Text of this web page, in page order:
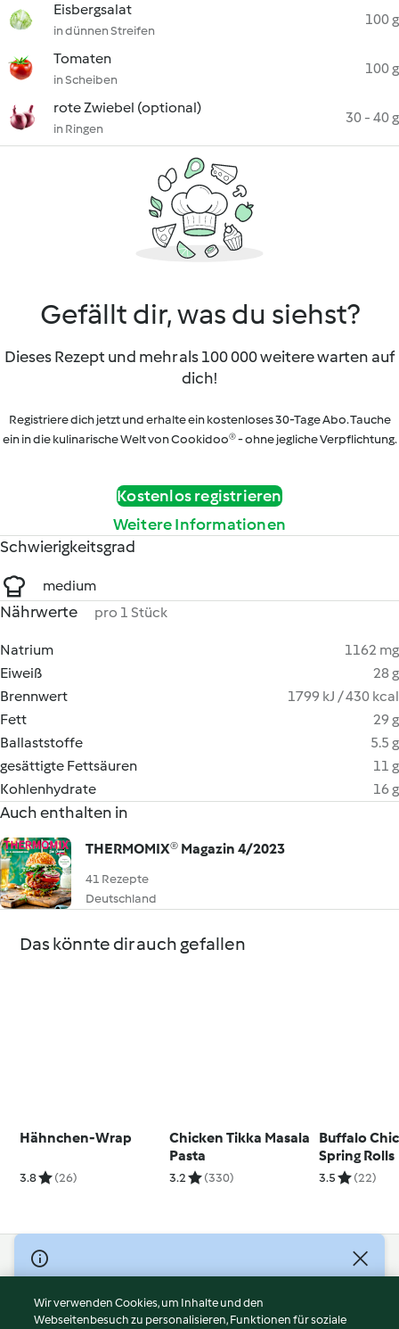
Eisbergsalat
in dünnen Streifen
100 g
Tomaten
in Scheiben
100 g
rote Zwiebel (optional)
in Ringen
30 - 40 g
Gefällt dir, was du siehst?
Dieses Rezept und mehr als 100 000 weitere warten auf
dich!
Registriere dich jetzt und erhalte ein kostenloses 30-Tage Abo. Tauche
ein in die kulinarische Welt von Cookidoo® - ohne jegliche Verpflichtung.
Kostenlos registrieren
Weitere Informationen
Schwierigkeitsgrad
medium
Nährwerte pro 1 Stück
Natrium
1162 mg
Eiweiß
28 g
Brennwert
1799 kJ / 430 kcal
Fett
29 g
Ballaststoffe
5.5 g
gesättigte Fettsäuren
11 g
Kohlenhydrate
16 g
Auch enthalten in
THERMOMIX® Magazin 4/2023
41 Rezepte
Deutschland
Das könnte dir auch gefallen
Hähnchen-Wrap
3.8 (26)
Chicken Tikka Masala
Pasta
3.2 (330)
Buffalo
Spring Rolls
3.5 (22)
© Copyright 2026
Nutzungsbedingungen
Datenschutzrichtlinien
Wir verwenden Cookies, um Inhalte und den
Webseitenbesuch zu personalisieren, Funktionen für soziale